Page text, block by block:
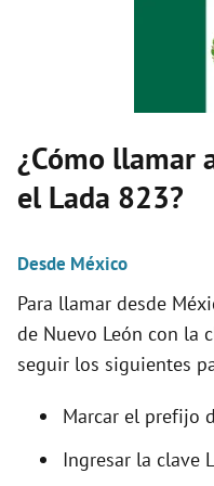
¿Cómo llamar
el Lada 823?
Desde México
Para llamar desde
de Nuevo León con la
seguir los siguientes
Marcar el prefijo
Ingresar la clave